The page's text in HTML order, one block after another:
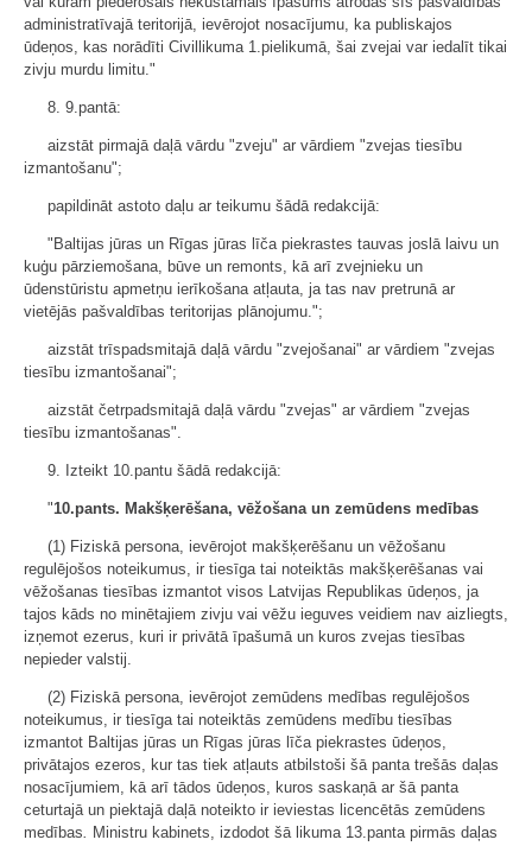
administratīvajā teritorijā, ievērojot nosacījumu, ka publiskajos
ūdeņos, kas norādīti Civillikuma 1.pielikumā, šai zvejai var iedalīt tikai
zivju murdu limitu."
8. 9.pantā:
aizstāt pirmajā daļā vārdu "zveju" ar vārdiem "zvejas tiesību
izmantošanu";
papildināt astoto daļu ar teikumu šādā redakcijā:
"Baltijas jūras un Rīgas jūras līča piekrastes tauvas joslā laivu un
kuģu pārziemošana, būve un remonts, kā arī zvejnieku un
ūdenstūristu apmetņu ierīkošana atļauta, ja tas nav pretrunā ar
vietējās pašvaldības teritorijas plānojumu.";
aizstāt trīspadsmitajā daļā vārdu "zvejošanai" ar vārdiem "zvejas
tiesību izmantošanai";
aizstāt četrpadsmitajā daļā vārdu "zvejas" ar vārdiem "zvejas
tiesību izmantošanas".
9. Izteikt 10.pantu šādā redakcijā:
"10.pants. Makšķerēšana, vēžošana un zemūdens medības
(1) Fiziskā persona, ievērojot makšķerēšanu un vēžošanu
regulējošos noteikumus, ir tiesīga tai noteiktās makšķerēšanas vai
vēžošanas tiesības izmantot visos Latvijas Republikas ūdeņos, ja
tajos kāds no minētajiem zivju vai vēžu ieguves veidiem nav aizliegts,
izņemot ezerus, kuri ir privātā īpašumā un kuros zvejas tiesības
nepieder valstij.
(2) Fiziskā persona, ievērojot zemūdens medības regulējošos
noteikumus, ir tiesīga tai noteiktās zemūdens medību tiesības
izmantot Baltijas jūras un Rīgas jūras līča piekrastes ūdeņos,
privātajos ezeros, kur tas tiek atļauts atbilstoši šā panta trešās daļas
nosacījumiem, kā arī tādos ūdeņos, kuros saskaņā ar šā panta
ceturtajā un piektajā daļā noteikto ir ieviestas licencētās zemūdens
medības. Ministru kabinets, izdodot šā likuma 13.panta pirmās daļas